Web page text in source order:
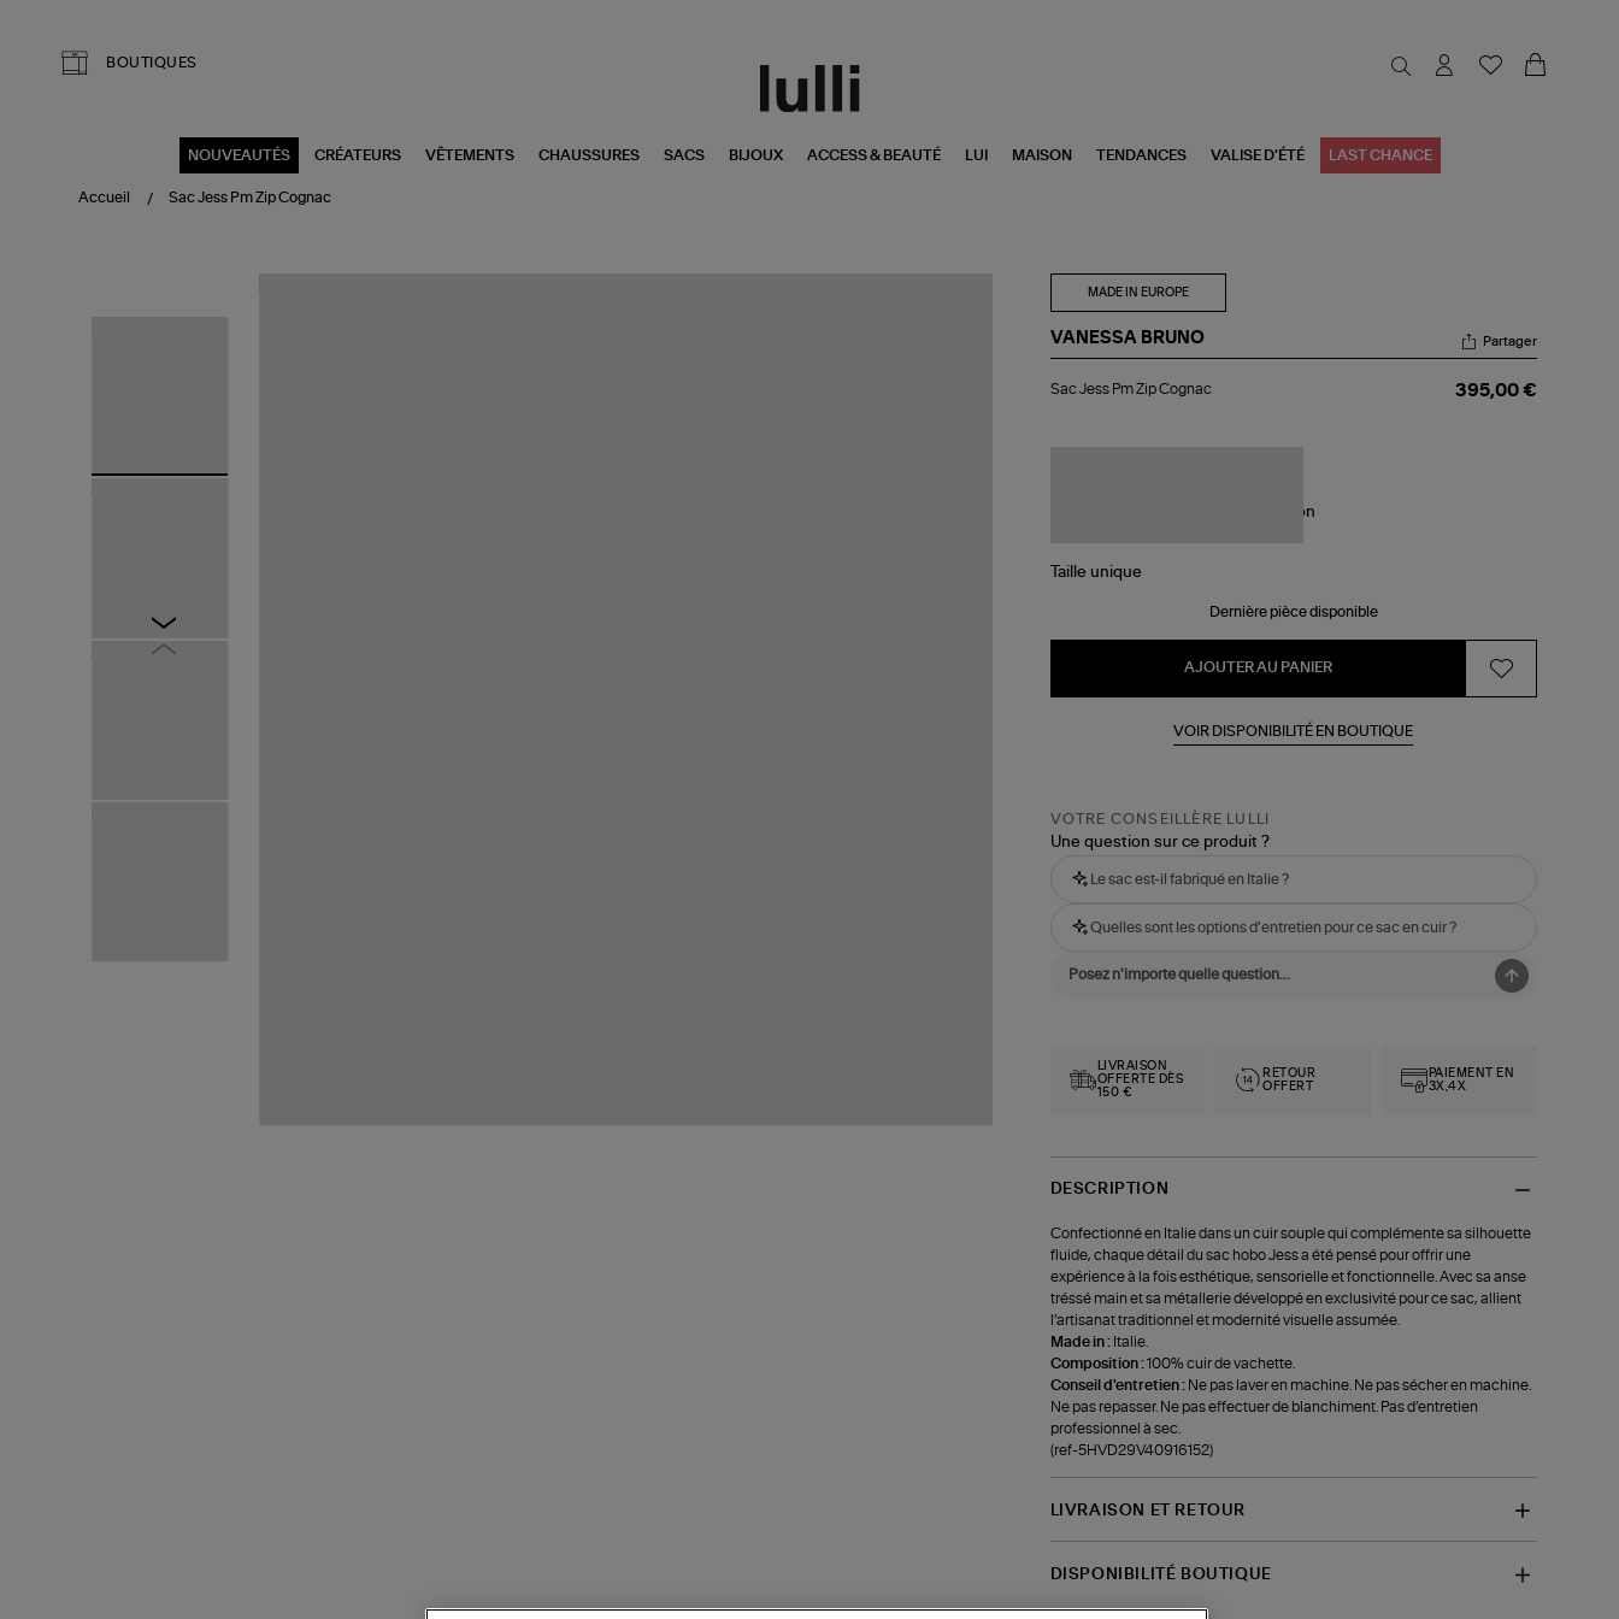
BOUTIQUES
NOUVEAUTÉS CRÉATEURS VÊTEMENTS CHAUSSURES SACS BIJOUX ACCESS & BEAUTÉ LUI MAISON TENDANCES VALISE D'ÉTÉ LAST CHANCE
Accueil Sac Jess Pm Zip Cognac
MADE IN EUROPE
VANESSA BRUNO
Jess
Partager
Sac Jess Pm Zip Cognac 395,00 €
Taille unique
Dernière pièce disponible
AJOUTER AU PANIER
VOIR DISPONIBILITÉ EN BOUTIQUE
VOTRE CONSEILLÈRE LULLI
Une question sur ce produit ?
Le sac est-il fabriqué en Italie ?
Quelles sont les options d'entretien pour ce sac en cuir ?
LIVRAISON
OFFERTE DÈS
150 €
RETOUR
OFFERT
PAIEMENT EN
3X,4X
DESCRIPTION
Confectionné en Italie dans un cuir souple qui complémente sa silhouette
fluide, chaque détail du sac hobo Jess a été pensé pour offrir une
expérience à la fois esthétique, sensorielle et fonctionnelle. Avec sa anse
tréssé main et sa métallerie développé en exclusivité pour ce sac, allient
l’artisanat traditionnel et modernité visuelle assumée.
Made in : Italie.
Composition :100% cuir de vachette.
Conseil d'entretien : Ne pas laver en machine. Ne pas sécher en machine.
Ne pas repasser. Ne pas effectuer de blanchiment. Pas d’entretien
professionnel à sec.
(ref-5HVD29V40916152)
LIVRAISON ET RETOUR
DISPONIBILITÉ BOUTIQUE